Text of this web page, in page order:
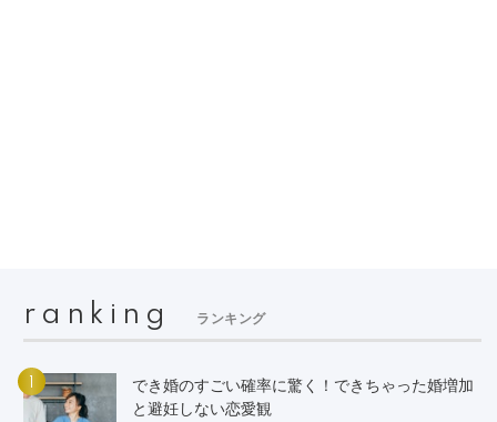
ranking ランキング
でき婚のすごい確率に驚く！できちゃった婚増加
と避妊しない恋愛観